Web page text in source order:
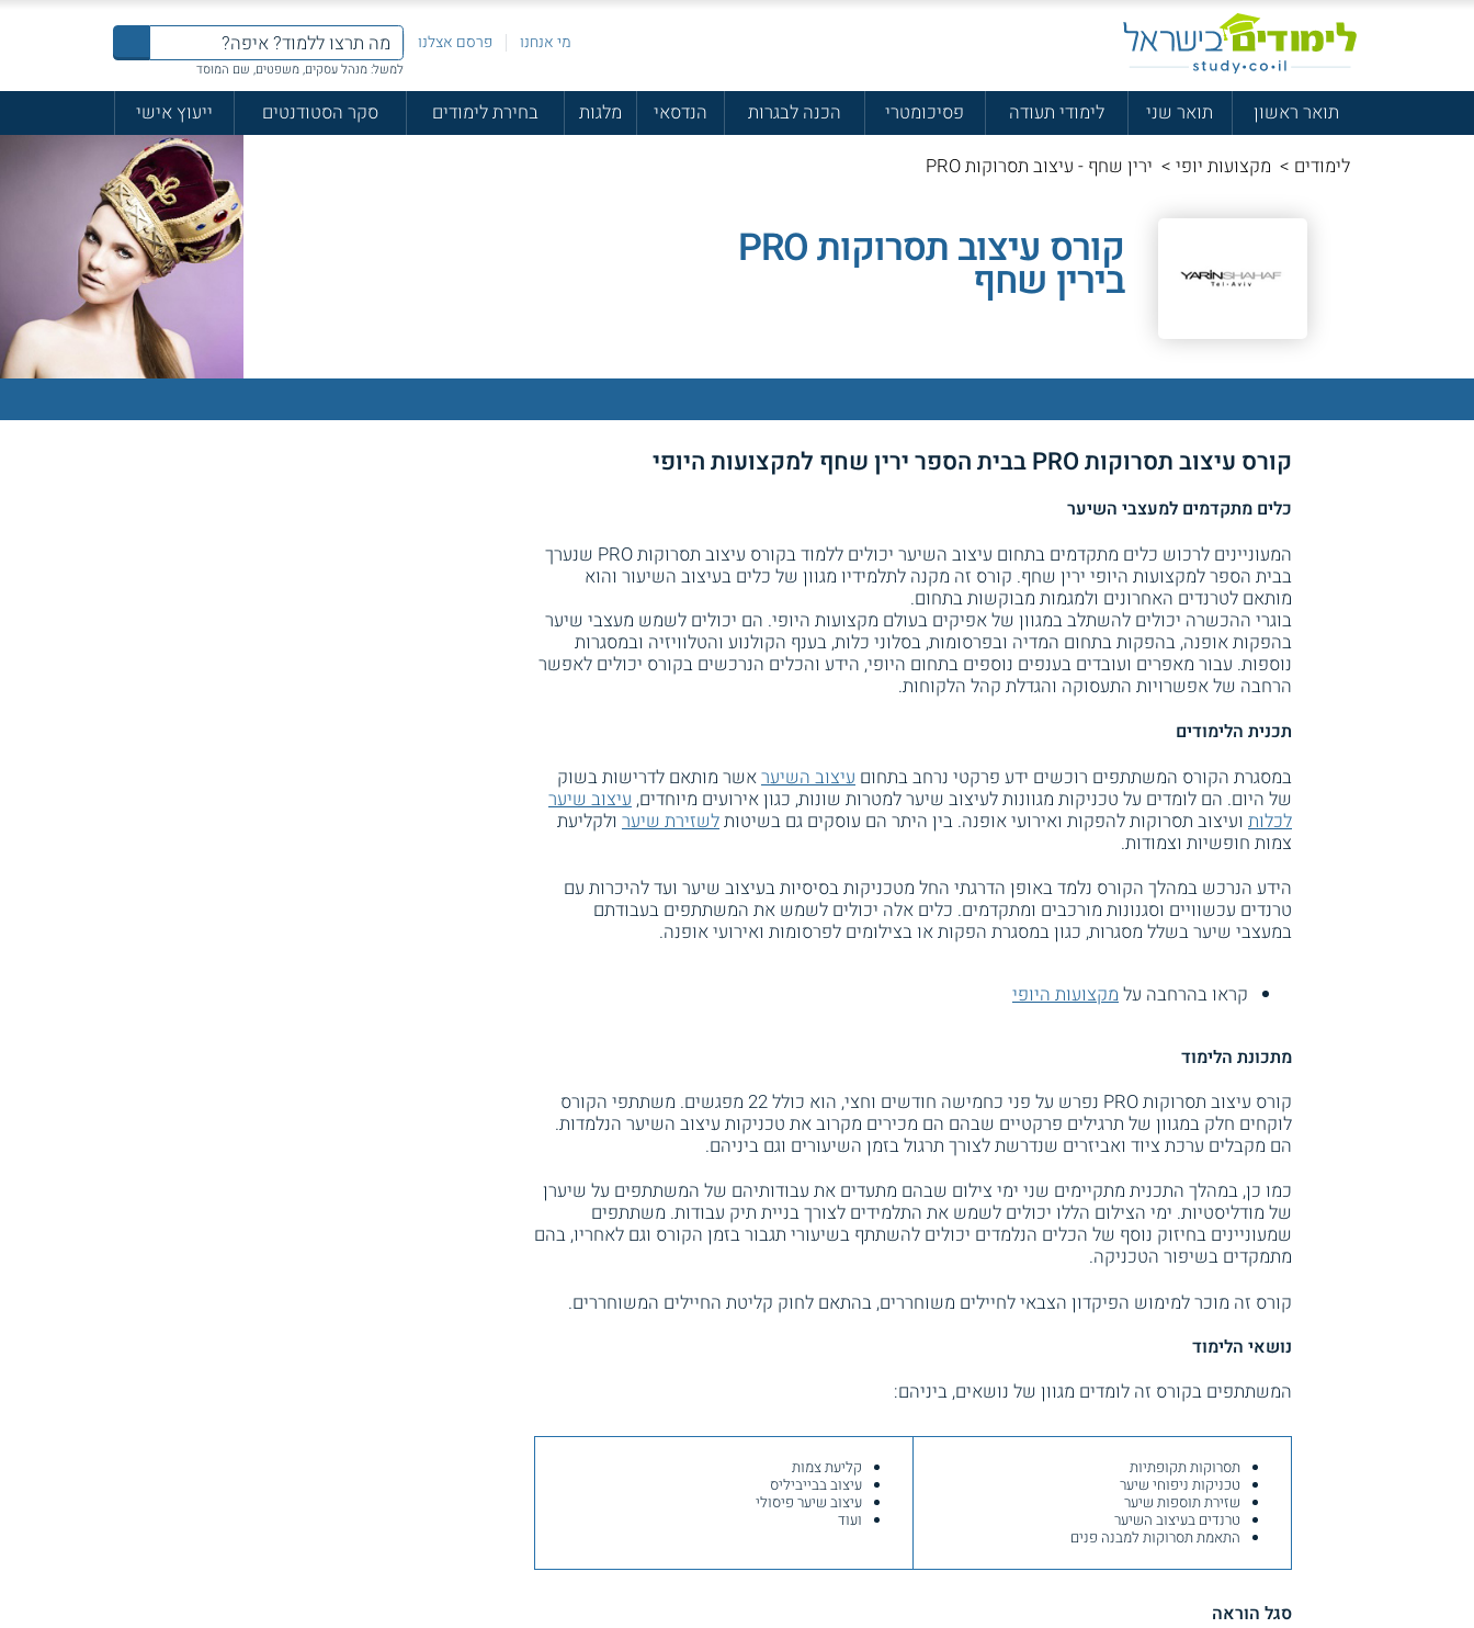
מי אנחנו פרסם אצלנו
למשל: מנהל עסקים, משפטים, שם המוסד
תואר ראשון תואר שני לימודי תעודה פסיכומטרי הכנה לבגרות הנדסאי מלגות בחירת לימודים סקר הסטודנטים
ייעוץ אישי
לימודים > מקצועות יופי > ירין שחף - עיצוב תסרוקות PRO
קורס עיצוב תסרוקות PRO
בירין שחף
קורס עיצוב תסרוקות PRO בבית הספר ירין שחף למקצועות היופי
כלים מתקדמים למעצבי השיער
המעוניינים לרכוש כלים מתקדמים בתחום עיצוב השיער יכולים ללמוד בקורס עיצוב תסרוקות PRO שנערך
בבית הספר למקצועות היופי ירין שחף. קורס זה מקנה לתלמידיו מגוון של כלים בעיצוב השיעור והוא
מותאם לטרנדים האחרונים ולמגמות מבוקשות בתחום.
בוגרי ההכשרה יכולים להשתלב במגוון של אפיקים בעולם מקצועות היופי. הם יכולים לשמש מעצבי שיער
בהפקות אופנה, בהפקות בתחום המדיה ובפרסומות, בסלוני כלות, בענף הקולנוע והטלוויזיה ובמסגרות
נוספות. עבור מאפרים ועובדים בענפים נוספים בתחום היופי, הידע והכלים הנרכשים בקורס יכולים לאפשר
הרחבה של אפשרויות התעסוקה והגדלת קהל הלקוחות.
תכנית הלימודים
במסגרת הקורס המשתתפים רוכשים ידע פרקטי נרחב בתחום עיצוב השיעראשר מותאם לדרישות בשוק
של היום. הם לומדים על טכניקות מגוונות לעיצוב שיער למטרות שונות, כגון אירועים מיוחדים, עיצוב שיער
לכלות ועיצוב תסרוקות להפקות ואירועי אופנה. בין היתר הם עוסקים גם בשיטותלשזירת שיער ולקליעת
צמות חופשיות וצמודות.
הידע הנרכש במהלך הקורס נלמד באופן הדרגתי החל מטכניקות בסיסיות בעיצוב שיער ועד להיכרות עם
טרנדים עכשוויים וסגנונות מורכבים ומתקדמים. כלים אלה יכולים לשמש את המשתתפים בעבודתם
במעצבי שיער בשלל מסגרות, כגון במסגרת הפקות או בצילומים לפרסומות ואירועי אופנה.
קראו בהרחבה עלמקצועות היופי
מתכונת הלימוד
קורס עיצוב תסרוקות PRO נפרש על פני כחמישה חודשים וחצי, הוא כולל 22 מפגשים. משתתפי הקורס
לוקחים חלק במגוון של תרגילים פרקטיים שבהם הם מכירים מקרוב את טכניקות עיצוב השיער הנלמדות.
הם מקבלים ערכת ציוד ואביזרים שנדרשת לצורך תרגול בזמן השיעורים וגם ביניהם.
כמו כן, במהלך התכנית מתקיימים שני ימי צילום שבהם מתעדים את עבודותיהם של המשתתפים על שיערן
של מודליסטיות. ימי הצילום הללו יכולים לשמש את התלמידים לצורך בניית תיק עבודות. משתתפים
שמעוניינים בחיזוק נוסף של הכלים הנלמדים יכולים להשתתף בשיעורי תגבור בזמן הקורס וגם לאחריו, בהם
מתמקדים בשיפור הטכניקה.
קורס זה מוכר למימוש הפיקדון הצבאי לחיילים משוחררים, בהתאם לחוק קליטת החיילים המשוחררים.
נושאי הלימוד
המשתתפים בקורס זה לומדים מגוון של נושאים, ביניהם:
תסרוקות תקופתיות
טכניקות ניפוחי שיער
שזירת תוספות שיער
טרנדים בעיצוב השיער
התאמת תסרוקות למבנה פנים
קליעת צמות
עיצוב בבייביליס
עיצוב שיער פיסולי
ועוד
סגל הוראה